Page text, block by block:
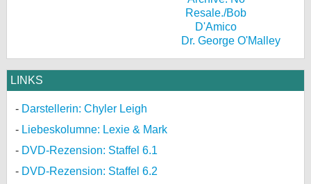
Dr. George O'Malley
LINKS
Darstellerin: Chyler Leigh
Liebeskolumne: Lexie & Mark
DVD-Rezension: Staffel 6.1
DVD-Rezension: Staffel 6.2